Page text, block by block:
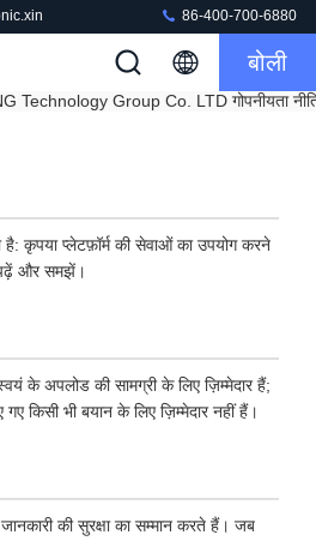
86-400-700-6880
बोली
Technology Group Co. LTD गोपनीयता
है: कृपया प्लेटफ़ॉर्म की सेवाओं का उपयोग करने
और समझें।
के अपलोड की सामग्री के लिए ज़िम्मेदार हैं;
गए किसी भी बयान के लिए ज़िम्मेदार नहीं हैं।
की सुरक्षा का सम्मान करते हैं। जब